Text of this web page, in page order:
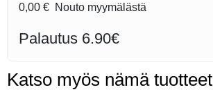
0,00 € Nouto myymälästä
Palautus 6.90€
Katso myös nämä tuotteet